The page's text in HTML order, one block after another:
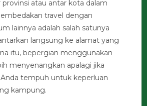
provinsi atau antar kota dalam
travel dengan
lainnya adalah salah satunya
langsung ke alamat yang
itu, bepergian menggunakan
menyenangkan apalagi jika
tempuh untuk keperluan
kampung.